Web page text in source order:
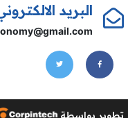
البريد
تطوير بواسطة